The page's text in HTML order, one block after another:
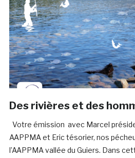
Des rivières et des
Votre émission avec Marcel
AAPPMA et Eric tésorier, nos
l’AAPPMA vallée du Guiers. Dans